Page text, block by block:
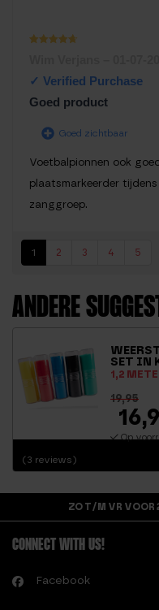
5
Goed product
Goed zichtbaar
Voetbalpionnen ook
plaatsmarkeerder
zanggroep.
1 2 3 4 5
ANDERE
SET IN
1,2
(3 reviews)
19,95
Op
ZO T/M VR VOOR
CONNECT WITH US!
Facebook